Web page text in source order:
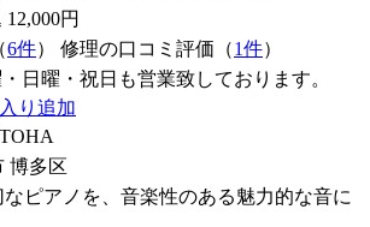
12,000円
6件） 修理の口コミ評価（1件）
日曜・祝日も営業致しております。
り追加
博多区
ピアノを、音楽性のある魅力的な音に